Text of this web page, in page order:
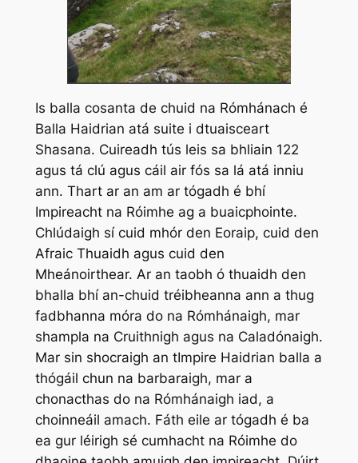
Is balla cosanta de chuid na Rómhánach é
Balla Haidrian atá suite i dtuaisceart
Shasana. Cuireadh tús leis sa bhliain 122
agus tá clú agus cáil air fós sa lá atá inniu
ann. Thart ar an am ar tógadh é bhí
Impireacht na Róimhe ag a buaicphointe.
Chlúdaigh sí cuid mhór den Eoraip, cuid den
Afraic Thuaidh agus cuid den
Mheánoirthear. Ar an taobh ó thuaidh den
bhalla bhí an-chuid tréibheanna ann a thug
fadbhanna móra do na Rómhánaigh, mar
shampla na Cruithnigh agus na Caladónaigh.
Mar sin shocraigh an tImpire Haidrian balla a
thógáil chun na barbaraigh, mar a
chonacthas do na Rómhánaigh iad, a
choinneáil amach. Fáth eile ar tógadh é ba
ea gur léirigh sé cumhacht na Róimhe do